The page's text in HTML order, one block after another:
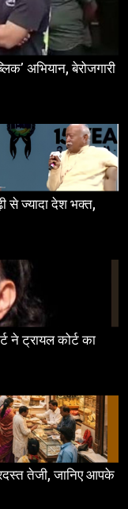
अभियान, बेरोजगारी
से ज्यादा देश भक्त,
ने ट्रायल कोर्ट का
तेजी, जानिए आपके